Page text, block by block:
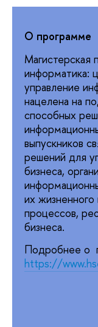
О программе
Магистерская
информатика:
управление
нацелена на
способных
выпускников
решений для
бизнеса,
их жизненного
процессов,
бизнеса.
Подробнее о
https://